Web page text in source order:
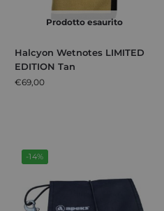
Prodotto esaurito
Halcyon Wetnotes LIMITED
EDITION Tan
€69,00
-14%